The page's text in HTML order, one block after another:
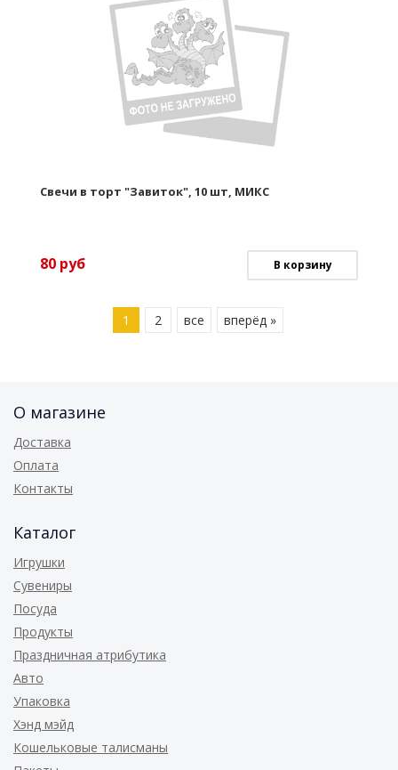
Свечи в торт "Завиток", 10 шт, МИКС
80 руб В корзину
1 2 все вперёд »
О магазине
Доставка
Оплата
Контакты
Каталог
Игрушки
Сувениры
Посуда
Продукты
Праздничная атрибутика
Авто
Упаковка
Хэнд мэйд
Кошельковые талисманы